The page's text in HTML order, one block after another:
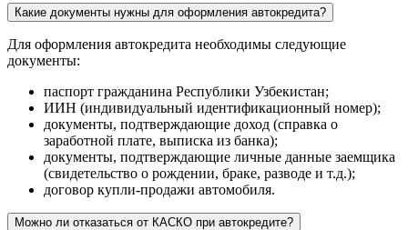
Какие документы нужны для оформления автокредита?
Для оформления автокредита необходимы следующие
документы:
паспорт гражданина Республики Узбекистан;
ИИН (индивидуальный идентификационный номер);
документы, подтверждающие доход (справка о
заработной плате, выписка из банка);
документы, подтверждающие личные данные заемщика
(свидетельство о рождении, браке, разводе и т.д.);
договор купли-продажи автомобиля.
Можно ли отказаться от КАСКО при автокредите?